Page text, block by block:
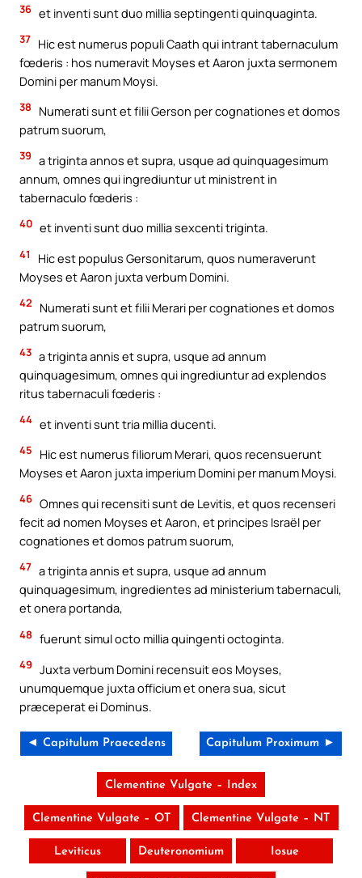
36 et inventi sunt duo millia septingenti quinquaginta.
37 Hic est numerus populi Caath qui intrant tabernaculum
fœderis : hos numeravit Moyses et Aaron juxta sermonem
Domini per manum Moysi.
38
Numerati sunt et filii Gerson per cognationes et domos
patrum suorum,
39 a triginta annos et supra, usque ad quinquagesimum
annum, omnes qui ingrediuntur ut ministrent in
tabernaculo fœderis :
40 et inventi sunt duo millia sexcenti triginta.
41
Hic est populus Gersonitarum, quos numeraverunt
Moyses et Aaron juxta verbum Domini.
42
Numerati sunt et filii Merari per cognationes et domos
patrum suorum,
43 a triginta annis et supra, usque ad annum
quinquagesimum, omnes qui ingrediuntur ad explendos
ritus tabernaculi fœderis :
44 et inventi sunt tria millia ducenti.
45
Hic est numerus filiorum Merari, quos recensuerunt
Moyses et Aaron juxta imperium Domini per manum Moysi.
46 Omnes qui recensiti sunt de Levitis, et quos recenseri
fecit ad nomen Moyses et Aaron, et principes Israël per
cognationes et domos patrum suorum,
47 a triginta annis et supra, usque ad annum
quinquagesimum, ingredientes ad ministerium tabernaculi,
et onera portanda,
48 fuerunt simul octo millia quingenti octoginta.
49 Juxta verbum Domini recensuit eos Moyses,
unumquemque juxta officium et onera sua, sicut
præceperat ei Dominus.
◄ Capitulum Praecedens Capitulum Proximum ►
Clementine Vulgate – Index
Clementine Vulgate – OT Clementine Vulgate – NT
Leviticus Deuteronomium Iosue